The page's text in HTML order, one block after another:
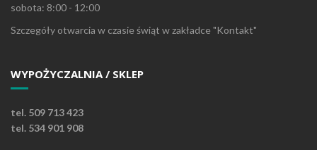
sobota: 8:00 - 12:00
Szczegóły otwarcia w czasie świąt w zakładce "Kontakt"
WYPOŻYCZALNIA / SKLEP
tel. 509 713 423
tel. 534 901 908